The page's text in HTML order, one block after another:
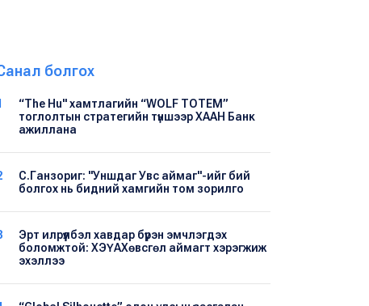
болгох
“The Hu" хамтлагийн “WOLF TOTEM”
тоглолтын стратегийн түншээр ХААН Банк
ажиллана
С.Ганзориг: "Уншдаг Увс аймаг"-ийг бий
болгох нь бидний хамгийн том зорилго
Эрт илрүүлбэл хавдар бүрэн эмчлэгдэх
боломжтой: ХЭҮА​Хөвсгөл аймагт хэрэгжиж
эхэллээ